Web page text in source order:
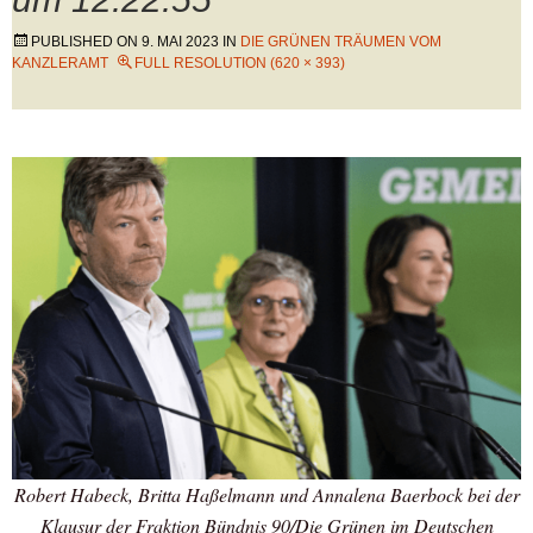
PUBLISHED ON 9. MAI 2023 IN DIE GRÜNEN TRÄUMEN VOM
KANZLERAMT
FULL RESOLUTION (620 × 393)
Robert Habeck, Britta Haßelmann und Annalena Baerbock bei der
Klausur der Fraktion Bündnis 90/Die Grünen im Deutschen